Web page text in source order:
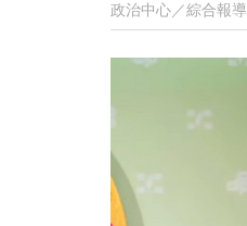
政治中心／綜合報導